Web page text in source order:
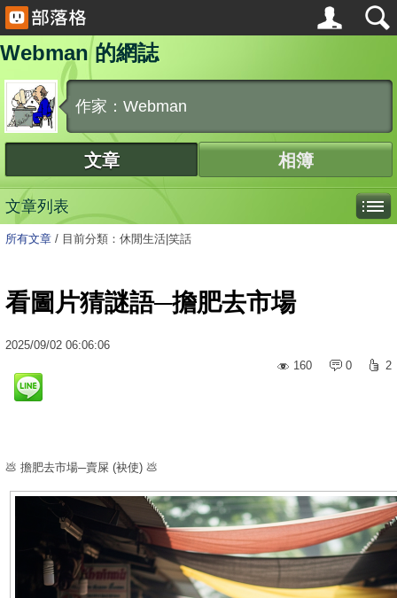
Webman 的網誌
作家：Webman
文章 相簿
文章列表
所有文章 / 目前分類：休閒生活|笑話
看圖片猜謎語─擔肥去市場
2025/09/02 06:06:06
160
0 2
💩 擔肥去市場─賣屎 (袂使) 💩